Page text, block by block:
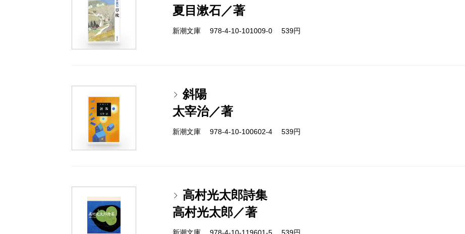
夏目漱石／著
新潮文庫 978-4-10-101009-0 539円
斜陽
太宰治／著
新潮文庫 978-4-10-100602-4 539円
高村光太郎詩集
高村光太郎／著